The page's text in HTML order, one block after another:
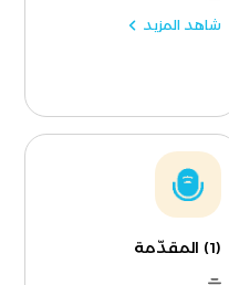
شاهد المزيد
(1) المقدّمة